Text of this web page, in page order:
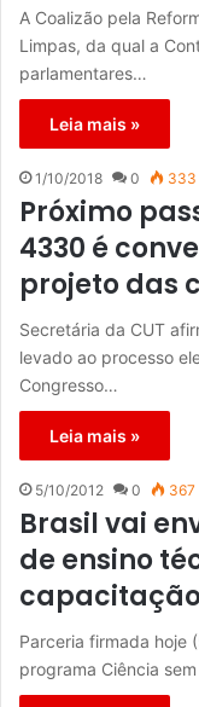
A Coalizão pela
Limpas, da qual a
parlamentares…
Leia mais »
1/10/2018 0 333
Próximo
4330 é
projeto das
Secretária da CUT
levado ao processo
Congresso…
Leia mais »
5/10/2012 0 367
Brasil vai
de ensino
Parceria firmada hoje
programa Ciência